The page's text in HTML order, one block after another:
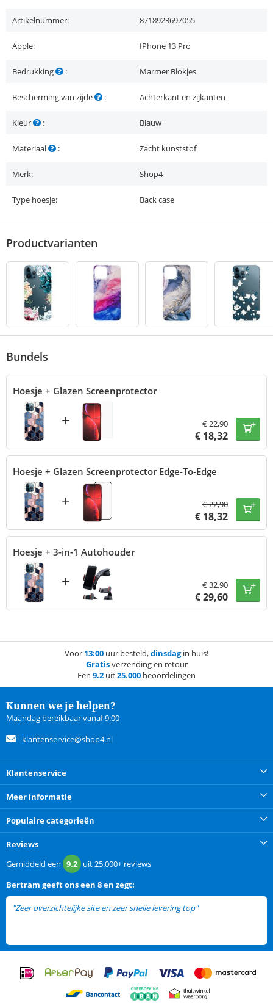
Artikelnummer: 8718923697055
Apple: IPhone 13 Pro
Bedrukking : Marmer Blokjes
Bescherming van zijde : Achterkant en zijkanten
Kleur : Blauw
Materiaal : Zacht kunststof
Merk: Shop4
Type hoesje: Back case
Productvarianten
Bundels
Hoesje + Glazen Screenprotector
+ €22,90
€ 18,32
Hoesje + Glazen Screenprotector Edge-To-Edge
+ €22,90
€ 18,32
Hoesje + 3-in-1 Autohouder
+ €32,90
€29,60
Voor 13:00 uur besteld,dinsdagin huis!
Gratisverzending en retour
Een 9.2 uit25.000 beoordelingen
Kunnen we je helpen?
Maandag bereikbaar vanaf 9:00
klantenservice@shop4.nl
Klantenservice
Meer informatie
Populaire categorieën
Reviews
Gemiddeld een 9.2 uit25.000+ reviews
Bertram geeft ons een 8 en zegt:
"Zeer overzichtelijke site en zeer snelle levering top"